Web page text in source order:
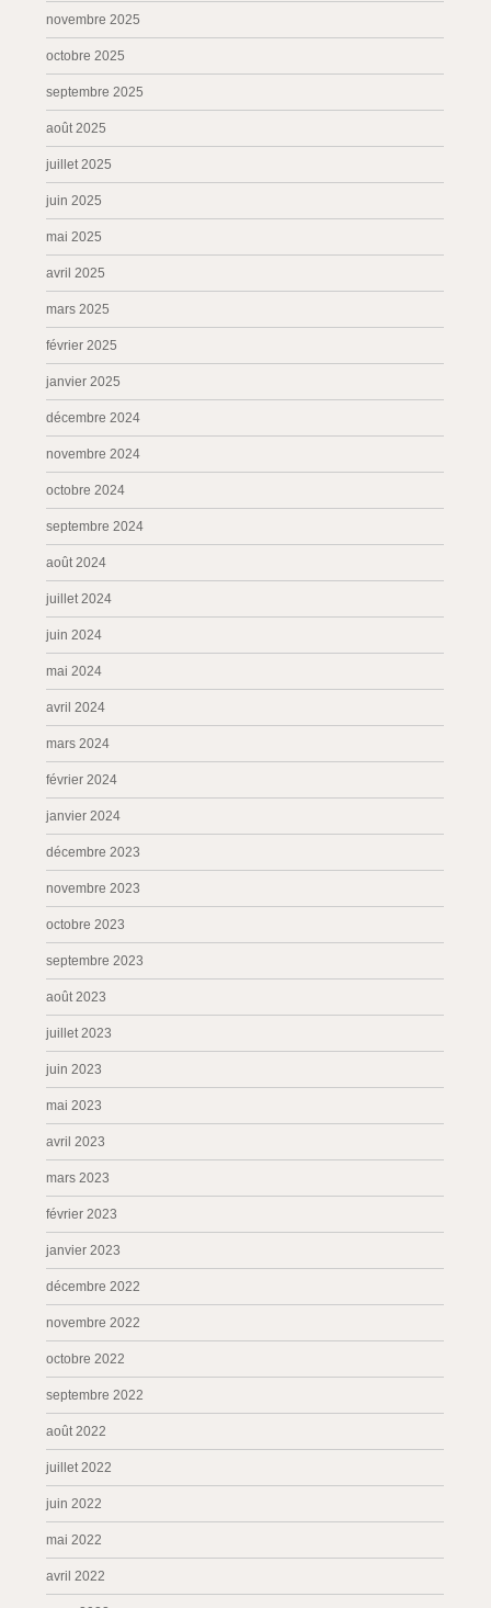
novembre 2025
octobre 2025
septembre 2025
août 2025
juillet 2025
juin 2025
mai 2025
avril 2025
mars 2025
février 2025
janvier 2025
décembre 2024
novembre 2024
octobre 2024
septembre 2024
août 2024
juillet 2024
juin 2024
mai 2024
avril 2024
mars 2024
février 2024
janvier 2024
décembre 2023
novembre 2023
octobre 2023
septembre 2023
août 2023
juillet 2023
juin 2023
mai 2023
avril 2023
mars 2023
février 2023
janvier 2023
décembre 2022
novembre 2022
octobre 2022
septembre 2022
août 2022
juillet 2022
juin 2022
mai 2022
avril 2022